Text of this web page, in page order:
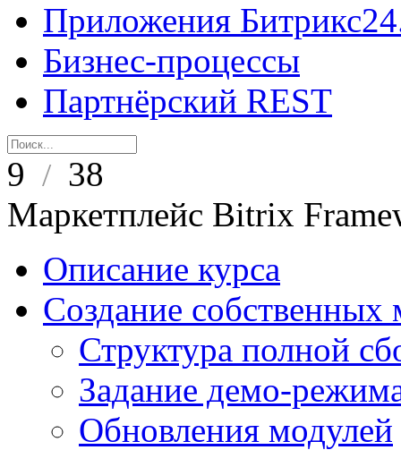
Приложения
Бизнес-процессы
Партнёрский REST
9 / 38
Маркетплейс Bitrix
Описание курса
Создание собственных
Структура полной
Задание демо-
Обновления модулей